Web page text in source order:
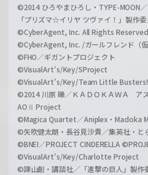
©2014 ひろやまひろし・TYPE-MOON
「プリズマ☆イリヤ ツヴァイ！」製作
©CyberAgent, Inc. All Rights
©CyberAgent, Inc. /ガールフレンド（
©FHO／ギガントプロジェクト
©VisualArt's/Key/SProject
©VisualArt's/Key/Team Little
©2014 川原 礫／ＫＡＤＯＫＡＷＡ ア
AOⅡ Project
©Magica Quartet／Aniplex・Madoka
©矢吹健太朗・長谷見沙貴／集英社・と
©BNEI／PROJECT CINDERELLA
©VisualArt's/Key/Charlotte Project
©諫山創・講談社／「進撃の巨人」製作